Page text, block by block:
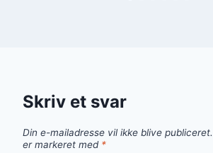
Skriv et svar
Din e-mailadresse vil ikke blive publiceret.
er markeret med *